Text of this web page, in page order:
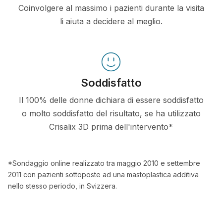
Coinvolgere al massimo i pazienti durante la visita
li aiuta a decidere al meglio.
Soddisfatto
Il 100% delle donne dichiara di essere soddisfatto
o molto soddisfatto del risultato, se ha utilizzato
Crisalix 3D prima dell'intervento*
*Sondaggio online realizzato tra maggio 2010 e settembre
2011 con pazienti sottoposte ad una mastoplastica additiva
nello stesso periodo, in Svizzera.